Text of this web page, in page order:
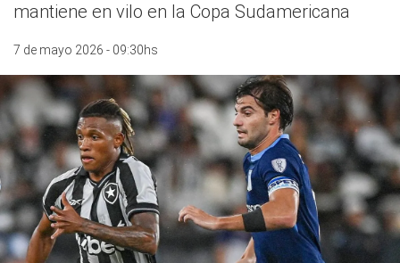
mantiene en vilo en la Copa Sudamericana
7 de mayo 2026 - 09:30hs